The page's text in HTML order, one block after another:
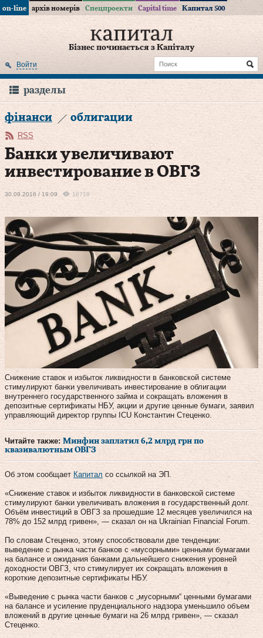
on-line архів номерів Спецпроекти Capital time Капитал 500
Бізнес починається з Капіталу
Войти
разделы
фінанси облигации
RSS
Банки увеличивают
инвестирование в ОВГЗ
30.09.2016 / 19:09 16719
Снижение ставок и избыток ликвидности в банковской системе
стимулируют банки увеличивать инвестирование в облигации
внутреннего государственного займа и сокращать вложения в
депозитные сертификаты НБУ, акции и другие ценные бумаги, заявил
управляющий директор группы ICU Константин Стеценко.
Читайте также: Минфин заплатил 6,2 млрд грн по
квазивалютным ОВГЗ
Об этом сообщает Капитал со ссылкой на ЭП.
«Снижение ставок и избыток ликвидности в банковской системе
стимулируют банки увеличивать вложения в государственный долг.
Объём инвестиций в ОВГЗ за прошедшие 12 месяцев увеличился на
78% до 152 млрд гривен», — сказал он на Ukrainian Financial Forum.
По словам Стеценко, этому способствовали две тенденции:
выведение с рынка части банков с «мусорными» ценными бумагами
на балансе и ожидания банками дальнейшего снижения уровней
доходности ОВГЗ, что стимулирует их сокращать вложения в
короткие депозитные сертификаты НБУ.
«Выведение с рынка части банков с „мусорными“ ценными бумагами
на балансе и усиление пруденциального надзора уменьшило объем
вложений в другие ценные бумаги на 26 млрд гривен», — сказал
Стеценко.